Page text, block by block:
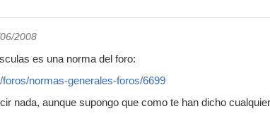
2008
es una norma del foro:
normas-generales-foros/6699
nada, aunque supongo que como te han dicho